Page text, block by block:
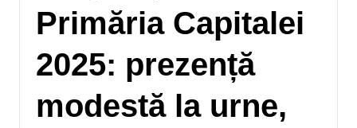
Primăria Capitalei
2025: prezență
modestă la urne,